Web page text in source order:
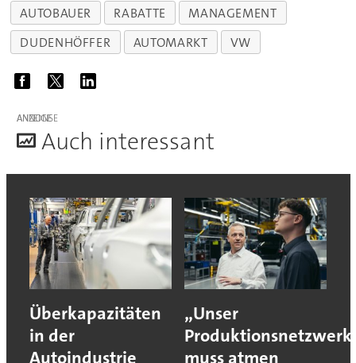
AUTOBAUER RABATTE
MANAGEMENT
DUDENHÖFFER
AUTOMARKT VW
ANZEIGE
Auch interessant
Überkapazitäten
in der
Autoindustrie
„Unser
Produktionsnetzwerk
muss atmen